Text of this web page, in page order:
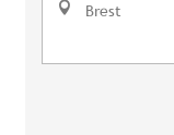
Brest